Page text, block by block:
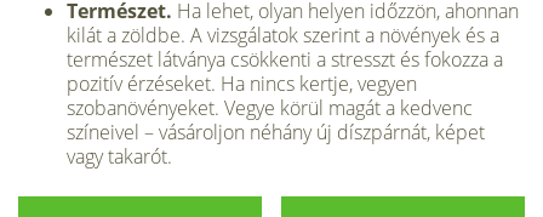
Természet. Ha lehet, olyan helyen időzzön, ahonnan
kilát a zöldbe. A vizsgálatok szerint a növények és a
természet látványa csökkenti a stresszt és fokozza a
pozitív érzéseket. Ha nincs kertje, vegyen
szobanövényeket. Vegye körül magát a kedvenc
színeivel – vásároljon néhány új díszpárnát, képet
vagy takarót.